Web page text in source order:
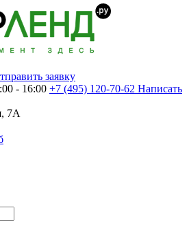
заявку
- 16:00 +7 (495) 120-70-62 Написать
7А